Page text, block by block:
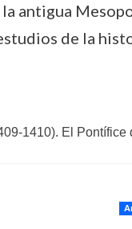
antigua
de la
1410). El Pontífice